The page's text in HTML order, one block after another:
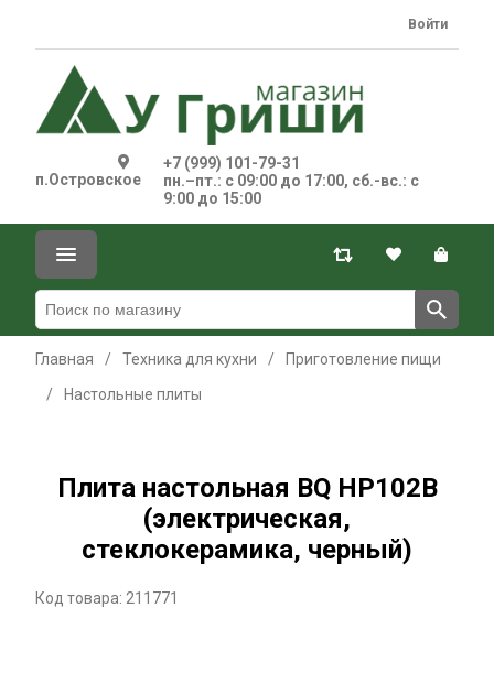
п.Островское
+7 (999) 101-79-31
пн.–пт.: с 09:00 до 17:00, сб.-вс.: с
9:00 до 15:00
Войти
Главная / Техника для кухни /
Приготовление пищи
/
Настольные плиты
Плита настольная BQ HP102B
(электрическая,
стеклокерамика, черный)
Код товара: 211771